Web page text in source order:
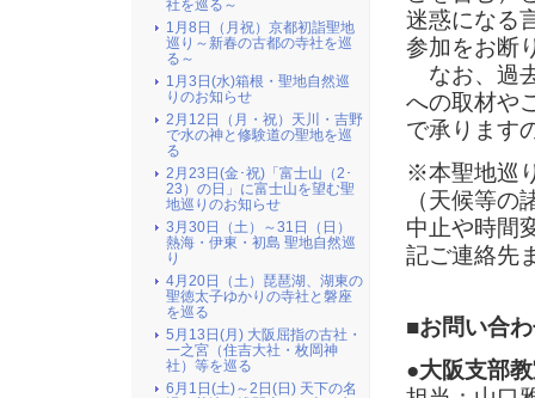
迷惑になる
参加をお断
なお、過
への取材や
で承ります
※本聖地巡
（天候等
中止や時間
記ご連絡先
■お問い合
●大阪支部
社を巡る～
1月8日（月祝）京都初詣聖地
巡り～新春の古都の寺社を巡
る～
1月3日(水)箱根・聖地自然巡
りのお知らせ
2月12日（月・祝）天川・吉野
で水の神と修験道の聖地を巡
る
2月23日(金･祝)「富士山（2･
23）の日」に富士山を望む聖
地巡りのお知らせ
3月30日（土）～31日（日）
熱海・伊東・初島 聖地自然巡
り
4月20日（土）琵琶湖、湖東の
聖徳太子ゆかりの寺社と磐座
を巡る
5月13日(月) 大阪屈指の古社・
一之宮（住吉大社・枚岡神
社）等を巡る
6月1日(土)～2日(日) 天下の名